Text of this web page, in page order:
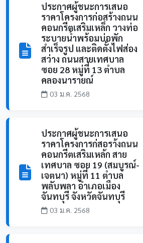
ประกาศผู้ชนะการเสนอ
ราคาโครงการก่อสร้างถนน
คอนกรีตเสริมเหล็ก วางท่อ
ระบายน้ำพร้อมบ่อพัก
สำเร็จรูป และติดตั้งไฟส่อง
สว่าง ถนนสายเทศบาล
ซอย 28 หมู่ที่ 13 ตำบล
คลองนารายณ์
03 ม.ค. 2568
ประกาศผู้ชนะการเสนอ
ราคาโครงการก่สอรา้งถนน
คอนกรีตเสริมเหล้ก สาย
เทศบาล ซอย 19 (สมบูรณ์-
เจตนา) หมู่ที่ 11 ตำบล
พลับพลา อำเภอเมือง
จันทบุรี จังหวัดจันทบุรี
03 ม.ค. 2568